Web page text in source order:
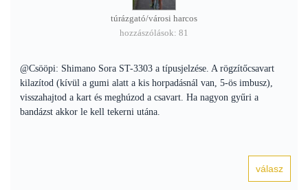
túrázgató/városi harcos
hozzászólások: 81
@Csööpi: Shimano Sora ST-3303 a típusjelzése. A rögzítőcsavart
kilazítod (kívül a gumi alatt a kis horpadásnál van, 5-ös imbusz),
visszahajtod a kart és meghúzod a csavart. Ha nagyon gyűri a
bandázst akkor le kell tekerni utána.